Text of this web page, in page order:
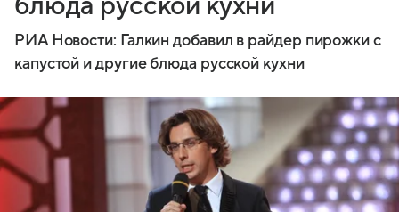
РИА Новости: Галкин добавил в райдер пирожки с
капустой и другие блюда русской кухни